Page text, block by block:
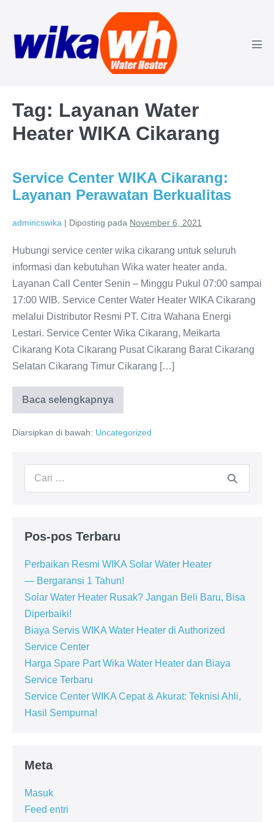
konten
Tag: Layanan Water
Heater WIKA Cikarang
Service Center WIKA Cikarang:
Layanan Perawatan Berkualitas
admincswika | Diposting pada November 6, 2021
Hubungi service center wika cikarang untuk seluruh
informasi dan kebutuhan Wika water heater anda.
Layanan Call Center Senin – Minggu Pukul 07:00 sampai
17:00 WIB. Service Center Water Heater WIKA Cikarang
melalui Distributor Resmi PT. Citra Wahana Energi
Lestari. Service Center Wika Cikarang, Meikarta
Cikarang Kota Cikarang Pusat Cikarang Barat Cikarang
Selatan Cikarang Timur Cikarang […]
Baca selengkapnya
Service
Center
Cikarang:
Diarsipkan di bawah: Uncategorized
Pencarian
Pos-pos Terbaru
Perbaikan Resmi WIKA Solar Water Heater
— Bergaransi 1 Tahun!
Solar Water Heater Rusak? Jangan Beli Baru, Bisa
Diperbaiki!
Biaya Servis WIKA Water Heater di Authorized
Service Center
Harga Spare Part Wika Water Heater dan Biaya
Service Terbaru
Service Center WIKA Cepat & Akurat: Teknisi Ahli,
Hasil Sempurna!
Meta
Masuk
Feed entri